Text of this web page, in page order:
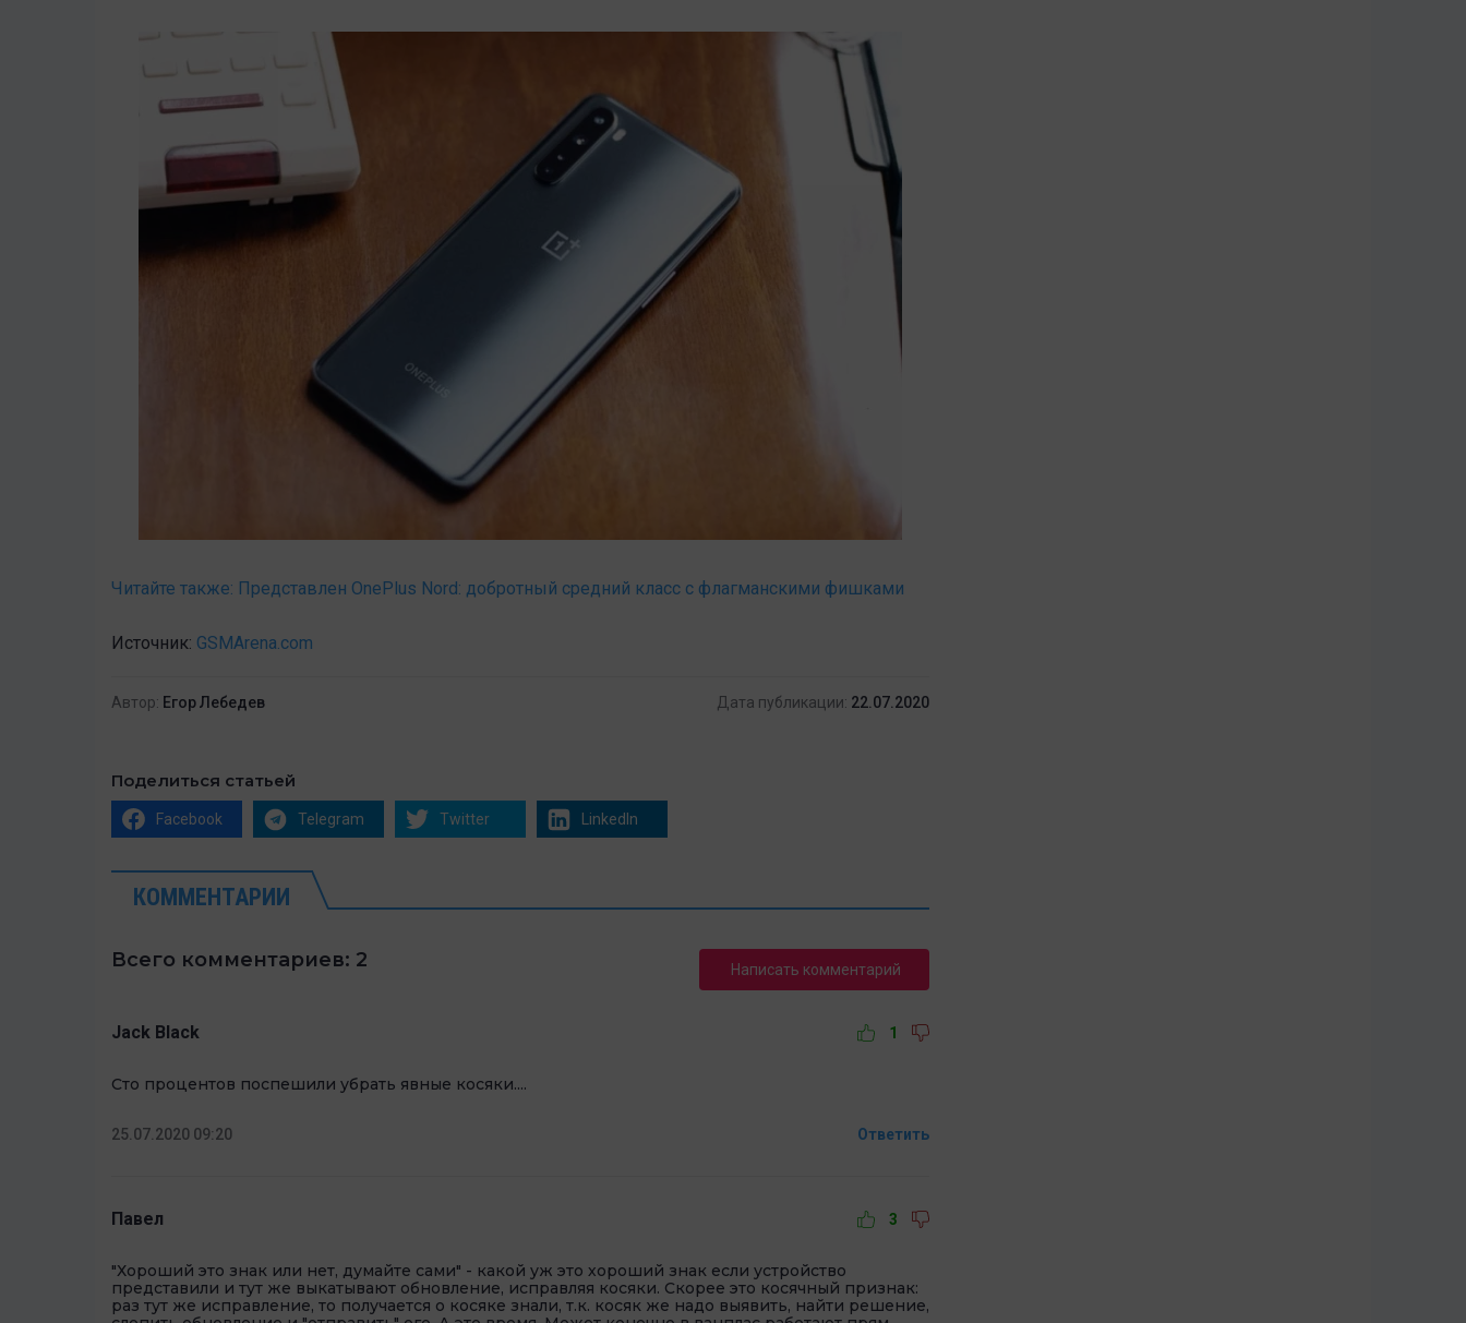
Читайте также: Представлен OnePlus Nord: добротный средний класс с флагманскими фишками
Источник: GSMArena.com
Автор: Егор Лебедев Дата публикации: 22.07.2020
Поделиться статьей
Facebook Telegram Twitter LinkedIn
КОММЕНТАРИИ
Всего комментариев: 2 Написать комментарий
Jack Black 1
Сто процентов поспешили убрать явные косяки....
25.07.2020 09:20 Ответить
Павел 3
"Хороший это знак или нет, думайте сами" - какой уж это хороший знак если устройство
представили и тут же выкатывают обновление, исправляя косяки. Скорее это косячный признак:
раз тут же исправление, то получается о косяке знали, т.к. косяк же надо выявить, найти решение,